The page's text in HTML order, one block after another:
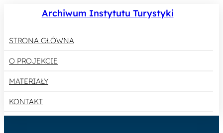
Archiwum Instytutu Turystyki
STRONA GŁÓWNA
O PROJEKCIE
MATERIAŁY
KONTAKT